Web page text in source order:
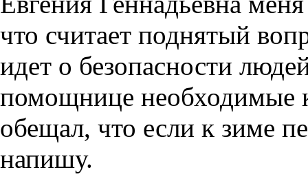
что считает поднятый
идет о безопасности
помощнице необходимые
обещал, что если к зиме
напишу.